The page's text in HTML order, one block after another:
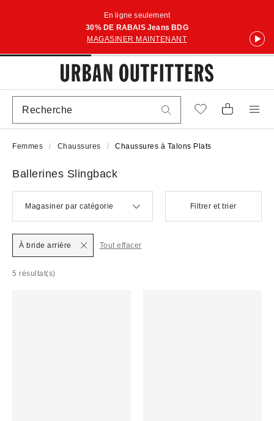
En ligne seulement
30% DE RABAIS Jeans BDG
MAGASINER MAINTENANT
Femmes Chaussures Chaussures à Talons Plats
Ballerines Slingback
Magasiner par catégorie Filtrer et trier
5 résultat(s)
À bride arrière Tout effacer